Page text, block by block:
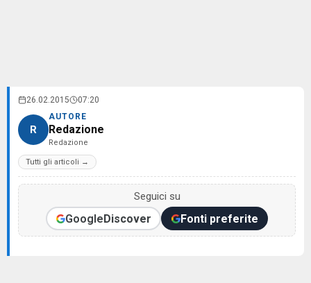
26.02.2015 07:20
R
AUTORE
Redazione
Redazione
Tutti gli articoli →
Seguici su
GoogleDiscover Fonti preferite